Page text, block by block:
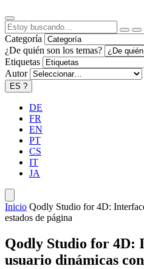
Categoría
¿De quién son los temas?
Etiquetas
Autor
ES ?
DE
FR
EN
PT
CS
IT
JA
Inicio Qodly Studio for 4D:
estados de página
Qodly Studio for 4D:
usuario dinámicas